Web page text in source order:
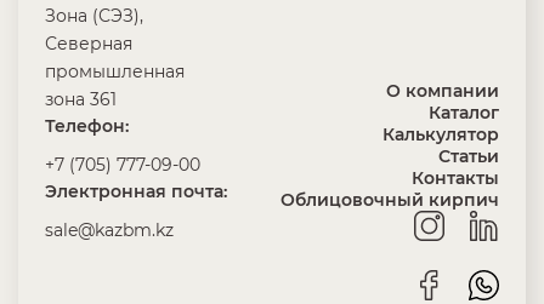
Зона (СЭЗ),
Северная
промышленная
зона 361
Телефон:
+7 (705) 777-09-00
Электронная почта:
sale@kazbm.kz
О компании
Каталог
Калькулятор
Статьи
Контакты
Облицовочный кирпич